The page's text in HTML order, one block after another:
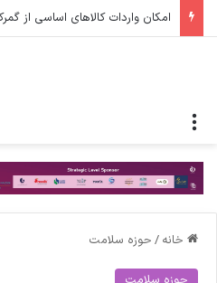
امکان واردات کالاهای اساسی از
خانه / حوزه سلامت